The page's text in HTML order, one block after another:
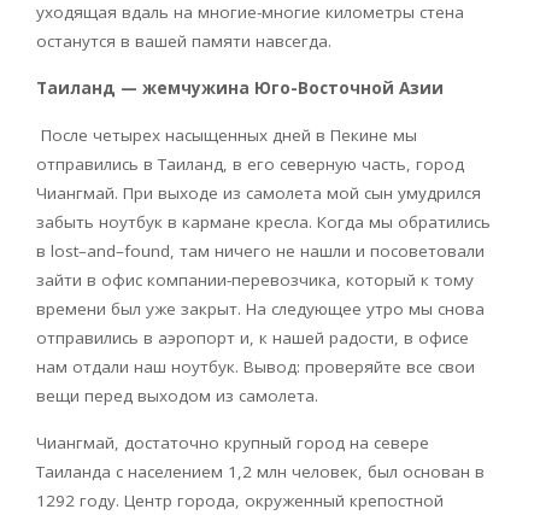
уходящая вдаль на многие-многие километры стена
останутся в вашей памяти навсегда.
Таиланд — жемчужина Юго-Восточной Азии
После четырех насыщенных дней в Пекине мы
отправились в Таиланд, в его северную часть, город
Чиангмай. При выходе из самолета мой сын умудрился
забыть ноутбук в кармане кресла. Когда мы обратились
в lost–and–found, там ничего не нашли и посоветовали
зайти в офис компании-перевозчика, который к тому
времени был уже закрыт. На следующее утро мы снова
отправились в аэропорт и, к нашей радости, в офисе
нам отдали наш ноутбук. Вывод: проверяйте все свои
вещи перед выходом из самолета.
Чиангмай, достаточно крупный город на севере
Таиланда с населением 1,2 млн человек, был основан в
1292 году. Центр города, окруженный крепостной